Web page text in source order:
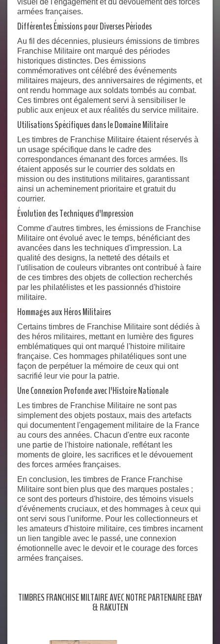
visuel de l'engagement et du dévouement des forces
armées françaises.
Différentes Émissions pour Diverses Périodes
Au fil des décennies, plusieurs émissions de timbres
Franchise Militaire ont marqué des périodes
historiques distinctes. Des émissions
commémoratives ont célébré des événements
militaires majeurs, des anniversaires de régiments, et
ont rendu hommage aux soldats tombés au combat.
Ces timbres ont également servi à sensibiliser le
public aux enjeux et aux réalités du service militaire.
Utilisations Spécifiques dans le Domaine Militaire
Les timbres de Franchise Militaire étaient réservés à
un usage spécifique dans le cadre des
correspondances émanant des forces armées. Ils
étaient apposés sur le courrier des soldats en
mission ou des institutions militaires, garantissant
ainsi un acheminement prioritaire et gratuit du
courrier.
Évolution des Techniques d'Impression
Comme d'autres timbres, les émissions de Franchise
Militaire ont évolué avec le temps, bénéficiant des
avancées dans les techniques d'impression. La
qualité des designs, la netteté des détails et
l'utilisation de couleurs vibrantes ont contribué à faire
de ces timbres des objets de collection recherchés
par les philatélistes et les passionnés d'histoire
militaire.
Hommages aux Héros Militaires
Certains timbres de Franchise Militaire sont dédiés à
des héros militaires, mettant en lumière des figures
emblématiques qui ont marqué l'histoire militaire
française. Ces hommages philatéliques sont une
façon de perpétuer la mémoire de ceux qui ont
sacrifié leur vie pour la patrie.
Une Connexion Profonde avec l'Histoire Nationale
Les timbres de Franchise Militaire ne sont pas
simplement des objets postaux, mais des artefacts
qui documentent l'engagement militaire de la France
au cours des années. Chacun d'entre eux raconte
une partie de l'histoire nationale, reflétant les
moments de gloire, les sacrifices et le dévouement
des forces armées françaises.
En conclusion, les timbres de France Franchise
Militaire sont bien plus que des marques postales ;
ce sont des porteurs d'histoire, des témoins visuels
d'événements cruciaux, et des hommages à ceux qui
ont servi sous l'uniforme. Pour les collectionneurs et
les amateurs d'histoire militaire, ces timbres incarnent
un lien tangible avec le passé, une connexion
émotionnelle avec le devoir et le courage des forces
armées françaises.
TIMBRES FRANCHISE MILTAIRE AVEC NOTRE PARTENAIRE EBAY
& RAKUTEN